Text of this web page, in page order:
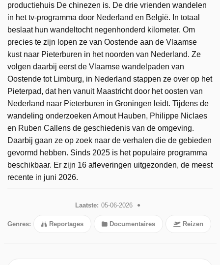
productiehuis De chinezen is. De drie vrienden wandelen
in het tv-programma door Nederland en België. In totaal
beslaat hun wandeltocht negenhonderd kilometer. Om
precies te zijn lopen ze van Oostende aan de Vlaamse
kust naar Pieterburen in het noorden van Nederland. Ze
volgen daarbij eerst de Vlaamse wandelpaden van
Oostende tot Limburg, in Nederland stappen ze over op het
Pieterpad, dat hen vanuit Maastricht door het oosten van
Nederland naar Pieterburen in Groningen leidt. Tijdens de
wandeling onderzoeken Arnout Hauben, Philippe Niclaes
en Ruben Callens de geschiedenis van de omgeving.
Daarbij gaan ze op zoek naar de verhalen die de gebieden
gevormd hebben. Sinds 2025 is het populaire programma
beschikbaar. Er zijn 16 afleveringen uitgezonden, de meest
recente in juni 2026.
Laatste: 05-06-2026
Genres: Reportages Documentaires Reizen